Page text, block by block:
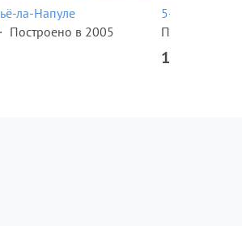
ла-Напуле
Построено в 2005
5-комн.
Площадь
1 700 000 €